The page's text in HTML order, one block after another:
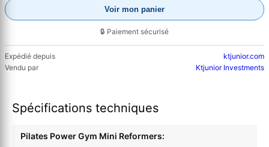
Voir mon panier
🔒 Paiement sécurisé
Expédié depuis
ktjunior.com
Vendu par
Ktjunior Investments
Spécifications techniques
Pilates Power Gym Mini Reformers: